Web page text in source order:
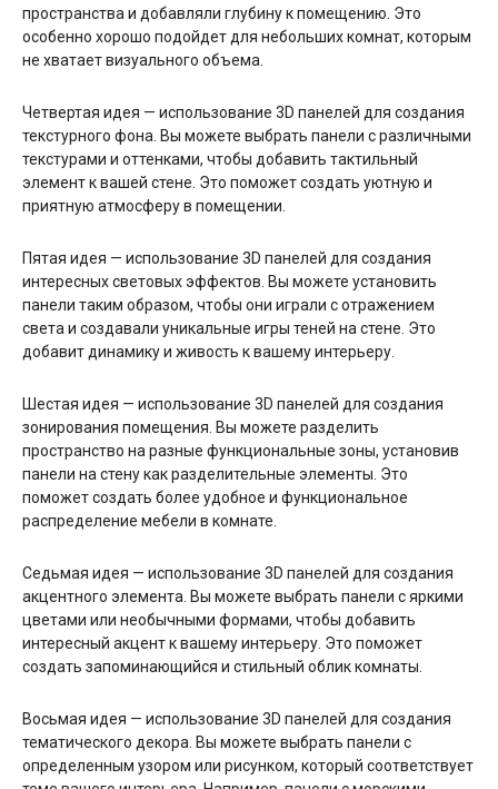
пространства и добавляли глубину к помещению. Это
особенно хорошо подойдет для небольших комнат, которым
не хватает визуального объема.
Четвертая идея — использование 3D панелей для создания
текстурного фона. Вы можете выбрать панели с различными
текстурами и оттенками, чтобы добавить тактильный
элемент к вашей стене. Это поможет создать уютную и
приятную атмосферу в помещении.
Пятая идея — использование 3D панелей для создания
интересных световых эффектов. Вы можете установить
панели таким образом, чтобы они играли с отражением
света и создавали уникальные игры теней на стене. Это
добавит динамику и живость к вашему интерьеру.
Шестая идея — использование 3D панелей для создания
зонирования помещения. Вы можете разделить
пространство на разные функциональные зоны, установив
панели на стену как разделительные элементы. Это
поможет создать более удобное и функциональное
распределение мебели в комнате.
Седьмая идея — использование 3D панелей для создания
акцентного элемента. Вы можете выбрать панели с яркими
цветами или необычными формами, чтобы добавить
интересный акцент к вашему интерьеру. Это поможет
создать запоминающийся и стильный облик комнаты.
Восьмая идея — использование 3D панелей для создания
тематического декора. Вы можете выбрать панели с
определенным узором или рисунком, который соответствует